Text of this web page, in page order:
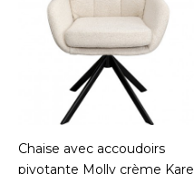
Chaise avec accoudoirs
pivotante Molly crème Kare